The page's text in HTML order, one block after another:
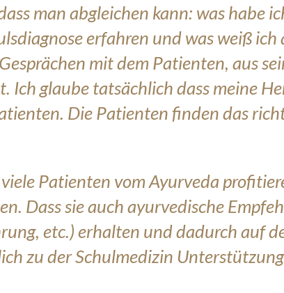
man abgleichen kann: was habe
erfahren und was weiß ich
mit dem Patienten, aus
Ich glaube tatsächlich dass meine
Die Patienten finden das
viele Patienten vom Ayurveda
Dass sie auch ayurvedische
etc.) erhalten und dadurch auf
zu der Schulmedizin